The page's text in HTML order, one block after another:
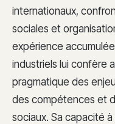
internationaux,
sociales et
expérience
industriels lui confère
pragmatique des
des compétences et
sociaux. Sa capacité